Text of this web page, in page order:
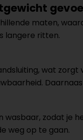
maten,
langere ritten.
wat
wasbaar, zodat je
weg op te gaan.